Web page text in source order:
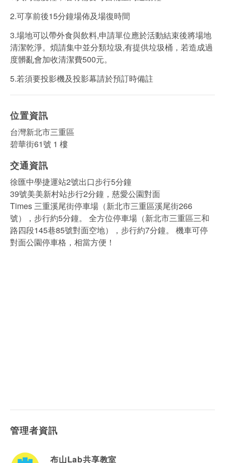
2.可享前後15分鐘場佈及場復時間
3.場地可以帶外食與飲料,申請單位應於活動結束後將場地
清潔乾淨。煩請集中並分類垃圾,有提供垃圾桶，若造成過
度髒亂會加收清潔費500元。
5.若須要投影機及投影幕請於預訂時備註
位置資訊
台灣新北市三重區
碧華街61號 1 樓
交通資訊
徐匯中學捷運站2號出口步行5分鐘
39號美美新村站步行2分鐘，慈愛公園對面
Times 三重溪尾街停車場（新北市三重區溪尾街266
號），步行約5分鐘。 全方位停車場（新北市三重區三和
路四段145巷85號對面空地），步行約7分鐘。 機車可停
對面公園停車格，相當方便！
管理者資訊
布山Lab共享教室